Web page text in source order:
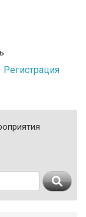
Регистрация